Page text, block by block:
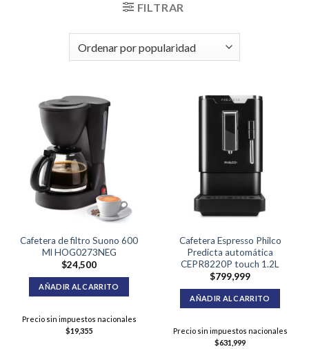
FILTRAR
Cafetera de filtro Suono 600
Ml HOG0273NEG
$24,500
AÑADIR AL CARRITO
Precio sin impuestos nacionales
$19,355
Cafetera Espresso Philco
Predicta automática
CEPR8220P touch 1.2L
$799,999
AÑADIR AL CARRITO
Precio sin impuestos nacionales
$631,999